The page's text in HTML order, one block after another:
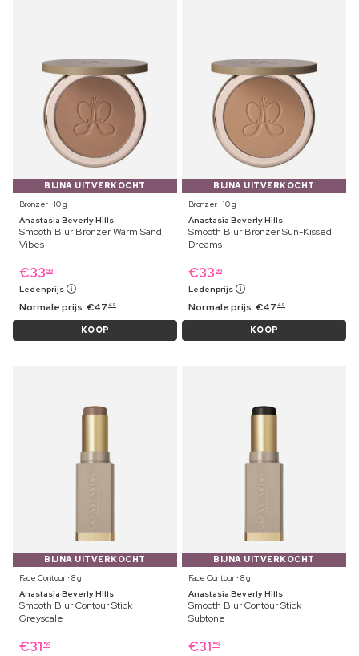
BIJNA UITVERKOCHT
Bronzer ⋅ 10 g
Anastasia Beverly Hills
Smooth Blur Bronzer Warm Sand
Vibes
€33 99
Ledenprijs
Normale prijs:€47 49
KOOP
BIJNA UITVERKOCHT
Bronzer ⋅ 10 g
Anastasia Beverly Hills
Smooth Blur Bronzer Sun-Kissed
Dreams
€33 99
Ledenprijs
Normale prijs:€47 49
KOOP
BIJNA UITVERKOCHT
Face Contour ⋅ 8 g
Anastasia Beverly Hills
Smooth Blur Contour Stick
Greyscale
€31 59
BIJNA UITVERKOCHT
Face Contour ⋅ 8 g
Anastasia Beverly Hills
Smooth Blur Contour Stick
Subtone
€31 59